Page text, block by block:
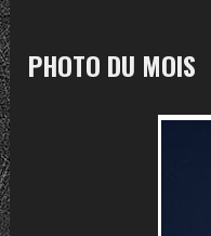
PHOTO DU MOIS